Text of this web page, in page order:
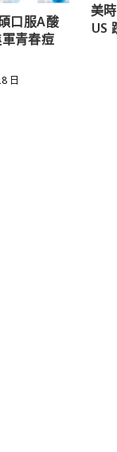
口服A酸
青春痘
日
美
US